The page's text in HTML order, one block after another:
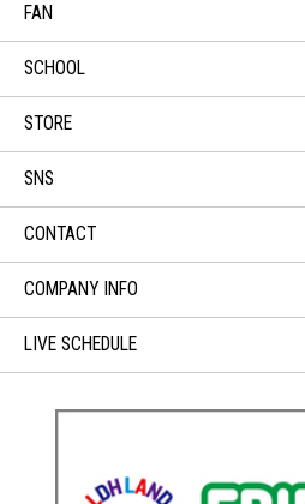
FAN
SCHOOL
STORE
SNS
CONTACT
COMPANY INFO
LIVE SCHEDULE